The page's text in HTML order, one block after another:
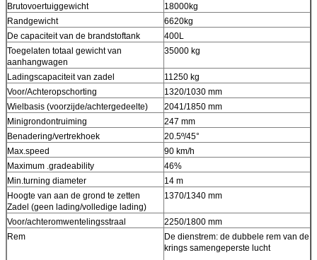
Brutovoertuiggewicht
18000kg
Randgewicht
6620kg
De capaciteit van de brandstoftank
400L
Toegelaten totaal gewicht van
aanhangwagen
35000 kg
Ladingscapaciteit van zadel
11250 kg
Voor/Achteropschorting
1320/1030 mm
Wielbasis (voorzijde/achtergedeelte)
2041/1850 mm
Minigrondontruiming
247 mm
Benadering/vertrekhoek
20.5º/45°
Max.speed
90 km/h
Maximum .gradeability
46%
Min.turning diameter
14 m
Hoogte van aan de grond te zetten
Zadel (geen lading/volledige lading)
1370/1340 mm
Voor/achteromwentelingsstraal
2250/1800 mm
Rem
De dienstrem: de dubbele rem van de
krings samengeperste lucht